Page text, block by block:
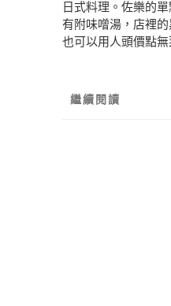
日式料理。佐樂的
有附味噌湯，店裡的
也可以用人頭價點
繼續閱讀